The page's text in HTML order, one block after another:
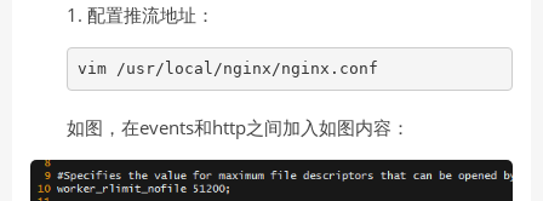
1. 配置推流地址：
vim /usr/local/nginx/nginx.conf
如图，在events和http之间加入如图内容：